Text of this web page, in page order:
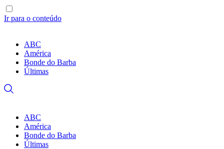
Ir para o conteúdo
ABC
América
Bonde do Barba
Últimas
ABC
América
Bonde do Barba
Últimas